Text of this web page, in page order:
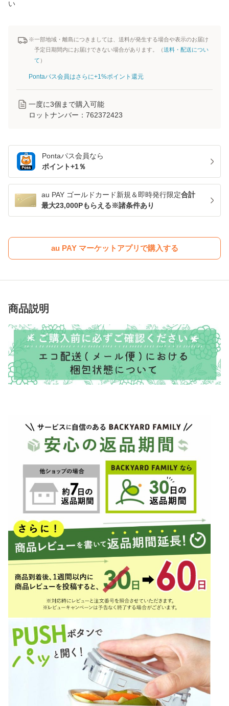
い
※一部地域・離島につきましては、送料が発生する場合や表示のお届け
予定日期間内にお届けできない場合があります。（送料・配送につい
て ）
Pontaパス会員はさらに+1%ポイント還元
一度に3個まで購入可能
ロットナンバー： 762372423
Pontaパス会員なら
ポイント+1％
au PAY ゴールドカード新規＆即時発行限定合計
最大23,000Pもらえる※諸条件あり
au PAY マーケットアプリで購入する
商品説明